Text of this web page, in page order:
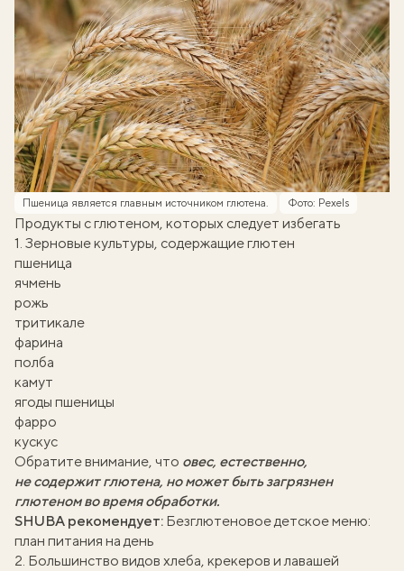
Пшеница является главным источником глютена. Фото: Pexels
Продукты с глютеном, которых следует избегать
1. Зерновые культуры, содержащие глютен
пшеница
ячмень
рожь
тритикале
фарина
полба
камут
ягоды пшеницы
фарро
кускус
Обратите внимание, что овес, естественно,
не содержит глютена, но может быть загрязнен
глютеном во время обработки.
SHUBA рекомендует: Безглютеновое детское меню:
план питания на день
2. Большинство видов хлеба, крекеров и лавашей